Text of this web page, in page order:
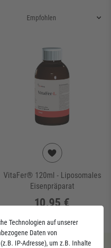
VitaFer® 120ml - Liposomales
Eisenpräparat
10,95 €
Technologien auf unserer
Daten von
IP-Adresse), um z.B. Inhalte